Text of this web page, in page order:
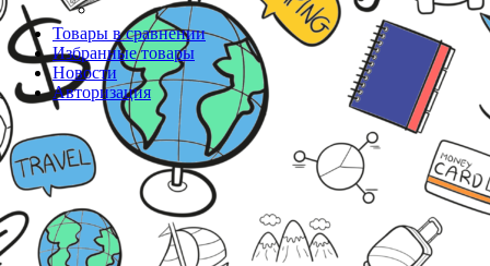
Товары в сравнении
Избранные товары
Новости
Авторизация